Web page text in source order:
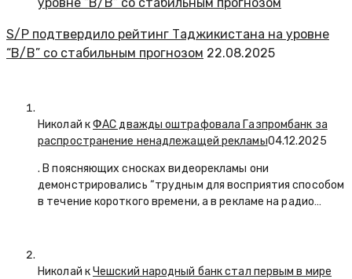
S/P подтвердило рейтинг Таджикистана на уровне
“B/B” со стабильным прогнозом 22.08.2025
Николай кФАС дважды оштрафовала Газпромбанк за
распространение ненадлежащей рекламы04.12.2025
. В поясняющих сносках видеорекламы они
демонстрировались “трудным для восприятия способом
в течение короткого времени, а в рекламе на радио…
Николай кЧешский народный банк стал первым в мире